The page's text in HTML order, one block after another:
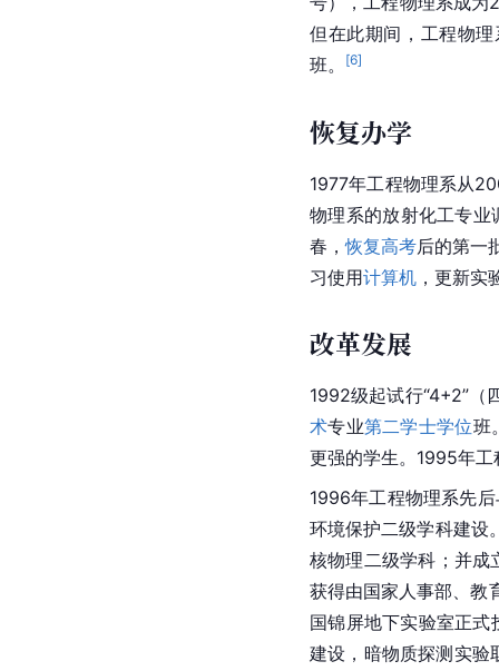
但在此期间，工程物
班。
[6]
恢复办学
1977年工程物理系从
物理系的放射化工专业
春，恢复高考后的第一
习使用计算机 ，更新
改革发展
1992级起试行“4+2”（
术专业第二学士学位班
更强的学生。1995年工
1996年工程物理系先
环境保护二级学科建设
核物理二级学科；并成
获得由国家人事部、教
国锦屏地下实验室正
建设， 暗物质探测实验